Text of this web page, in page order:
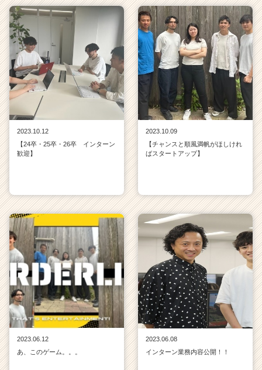
2023.10.12
【24卒・25卒・26卒 インターン
歓迎】
2023.10.09
【チャンスと順風満帆がほしけれ
ばスタートアップ】
2023.06.12
あ、このゲーム。。。
2023.06.08
インターン業務内容公開！！